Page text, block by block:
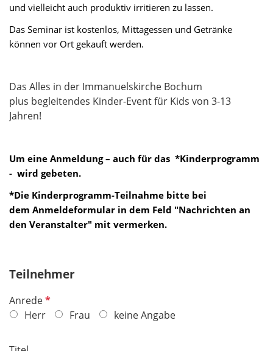
und vielleicht auch produktiv irritieren zu lassen.
Das Seminar ist kostenlos, Mittagessen und Getränke
können vor Ort gekauft werden.
Das Alles in der Immanuelskirche Bochum
plus begleitendes Kinder-Event für Kids von 3-13
Jahren!
Um eine Anmeldung – auch für das *Kinderprogramm
- wird gebeten.
*Die Kinderprogramm-Teilnahme bitte bei
dem Anmeldeformular in dem Feld "Nachrichten an
den Veranstalter" mit vermerken.
Teilnehmer
AnredeP
f
Herr Frau keine Angabe